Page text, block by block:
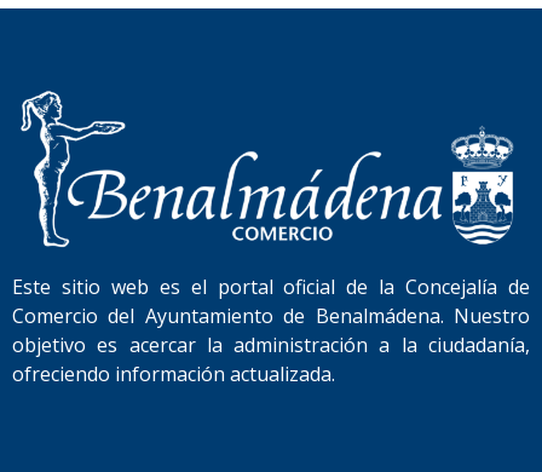
Este sitio web es el portal oficial de la Concejalía de
Comercio del Ayuntamiento de Benalmádena. Nuestro
objetivo es acercar la administración a la ciudadanía,
ofreciendo información actualizada.